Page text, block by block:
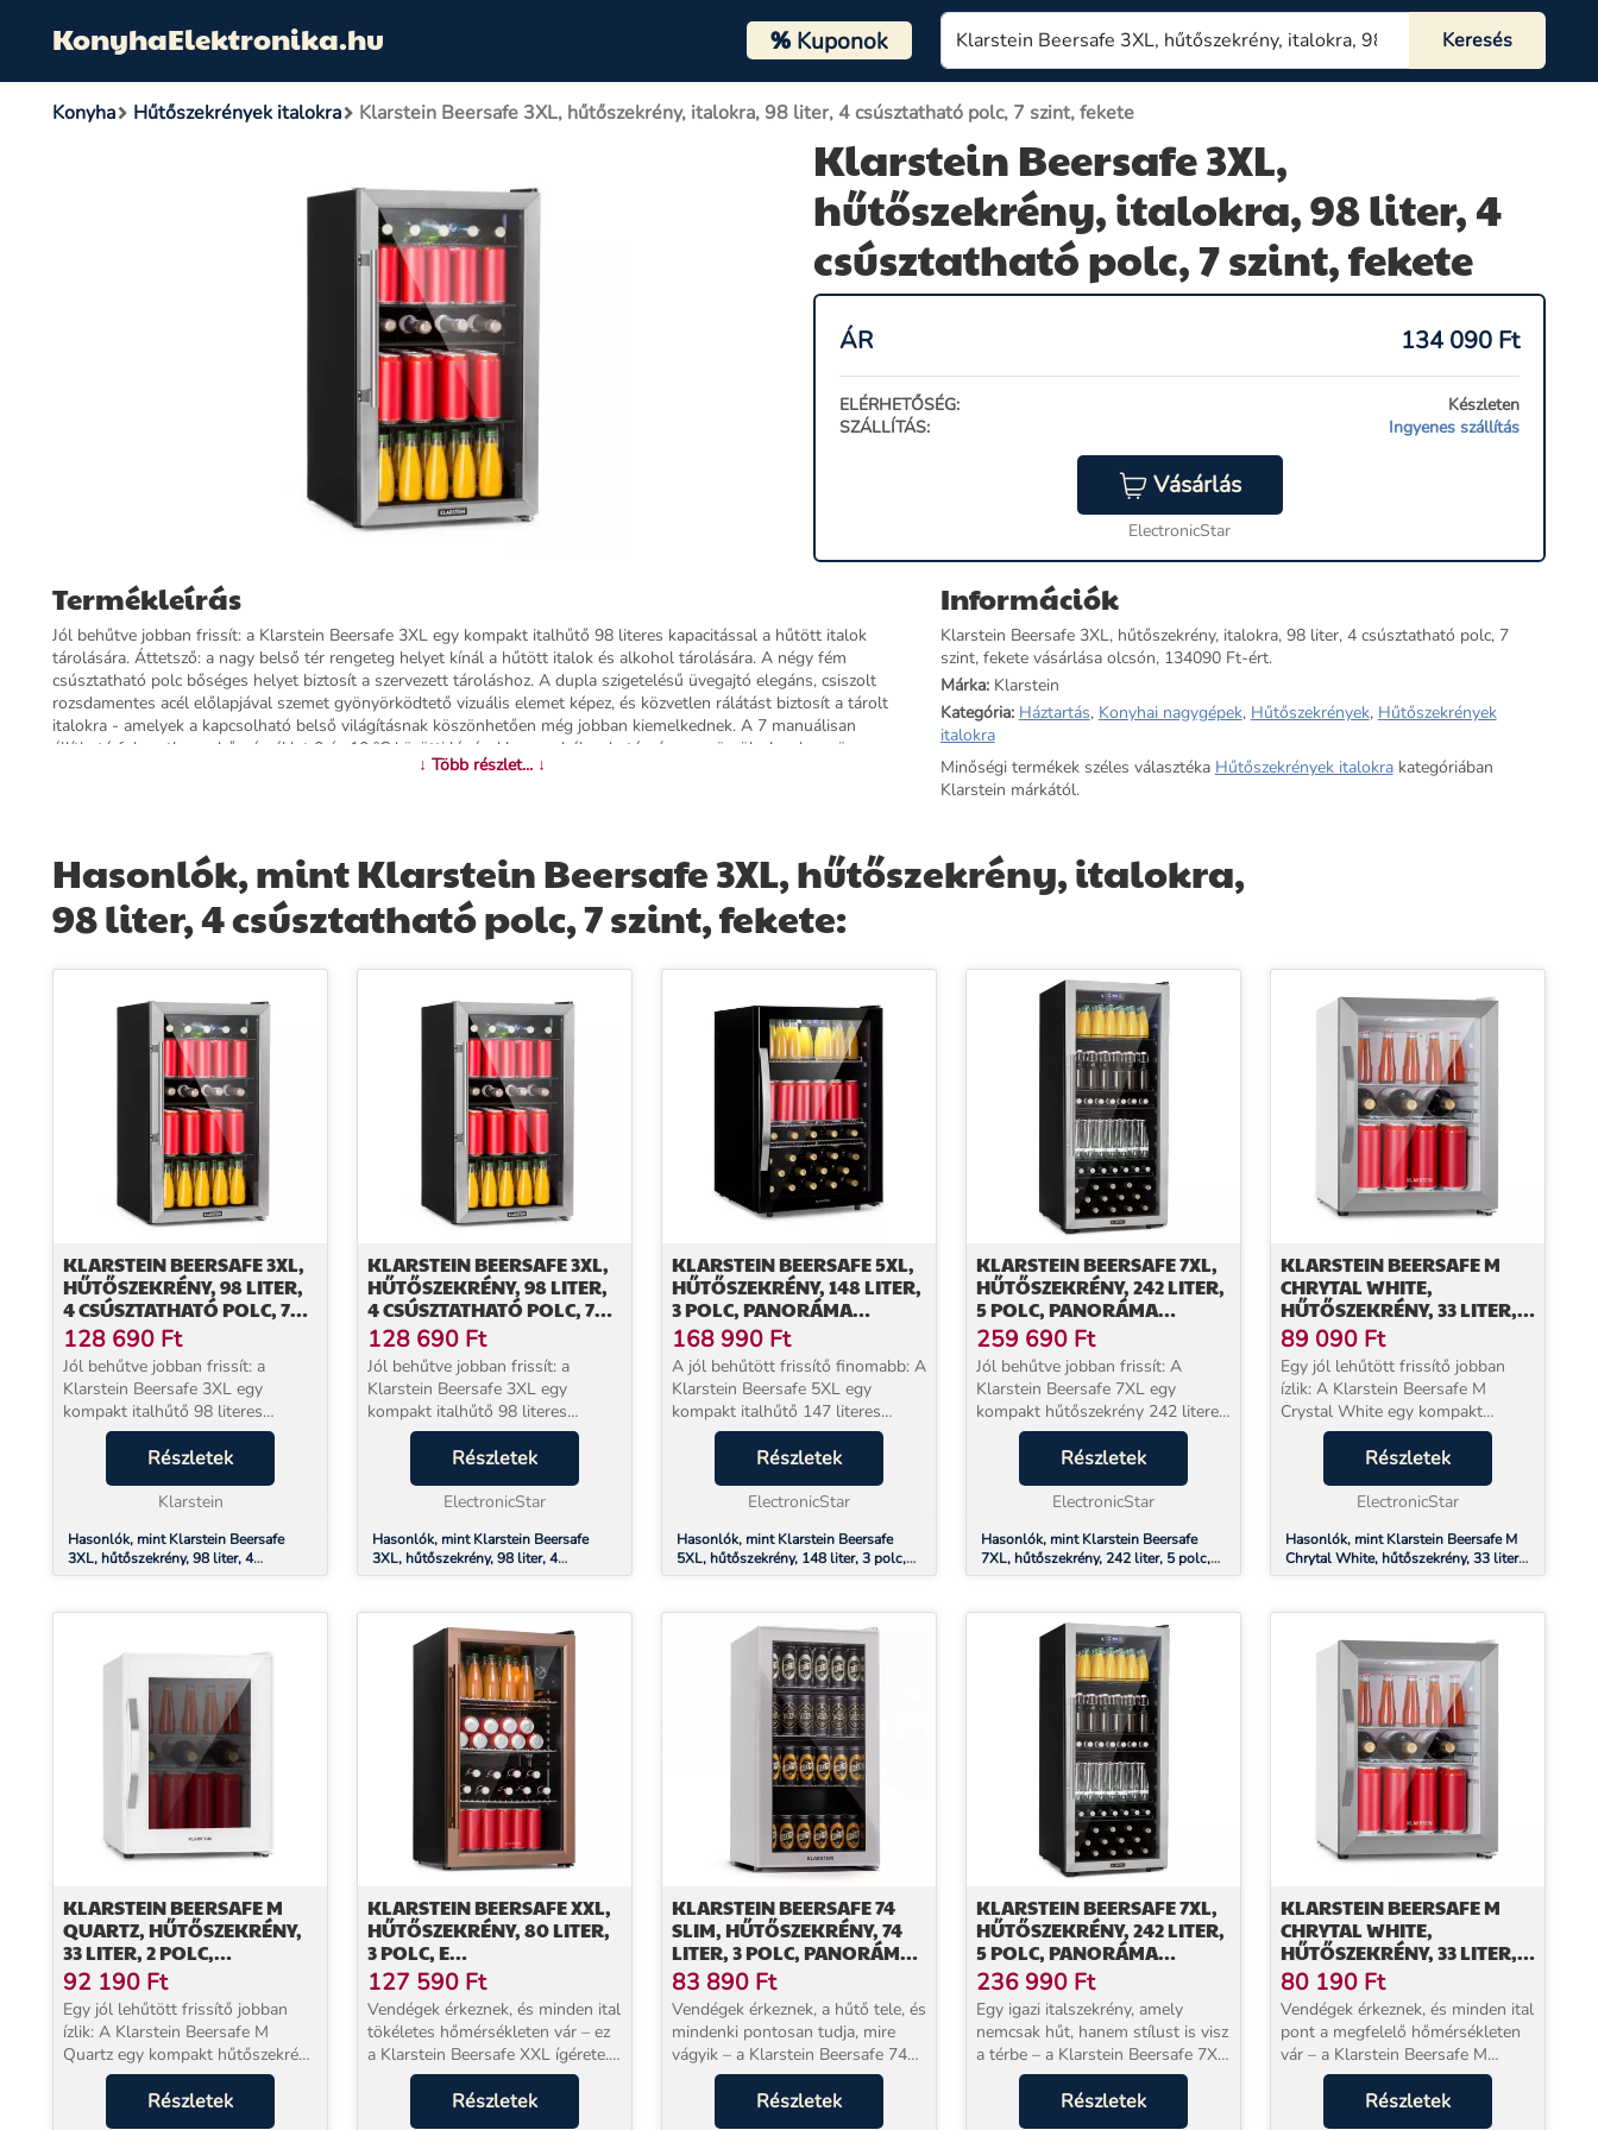
KonyhaElektronika.hu %Kuponok
Konyha Hűtőszekrények italokra Klarstein Beersafe 3XL, hűtőszekrény, italokra, 98 liter, 4 csúsztatható polc, 7 szint, fekete
Klarstein Beersafe 3XL,
hűtőszekrény, italokra, 98 liter, 4
csúsztatható polc, 7 szint, fekete
ÁR 134 090 Ft
ELÉRHETŐSÉG:
Készleten
SZÁLLÍTÁS:
Ingyenes szállítás
Vásárlás
ElectronicStar
Termékleírás
Jól behűtve jobban frissít: a Klarstein Beersafe 3XL egy kompakt italhűtő 98 literes kapacitással a hűtött italok
tárolására. Áttetsző: a nagy belső tér rengeteg helyet kínál a hűtött italok és alkohol tárolására. A négy fém
csúsztatható polc bőséges helyet biztosít a szervezett tároláshoz. A dupla szigetelésű üvegajtó elegáns, csiszolt
rozsdamentes acél előlapjával szemet gyönyörködtető vizuális elemet képez, és közvetlen rálátást biztosít a tárolt
italokra - amelyek a kapcsolható belső világításnak köszönhetően még jobban kiemelkednek. A 7 manuálisan
állítható fokozatban a hőmérséklet 0 és 10 °C közötti lépésekben szabályozható - így a gyümölcslevek, a sör vagy a
kóla és a limonádé mindig a megfelelő frissítő hőmérsékletűek lesznek. Az F energiahatékonysági osztályú
Nagyszerű felfrissülés: A Klarstein Beersafe 3XL italhűtől minden italt a megfelelő hőmérsékletre hűt.
További információk>>
↓ Több részlet... ↓
Információk
Klarstein Beersafe 3XL, hűtőszekrény, italokra, 98 liter, 4 csúsztatható polc, 7
szint, fekete vásárlása olcsón, 134090 Ft-ért.
Márka:Klarstein
Kategória: Háztartás, Konyhai nagygépek, Hűtőszekrények, Hűtőszekrények
italokra
Minőségi termékek széles választéka Hűtőszekrények italokrakategóriában
Klarstein márkától.
Hasonlók, mint Klarstein Beersafe 3XL, hűtőszekrény, italokra,
98 liter, 4 csúsztatható polc, 7 szint, fekete:
KLARSTEIN BEERSAFE 3XL,
HŰTŐSZEKRÉNY, 98 LITER,
4 CSÚSZTATHATÓ POLC, 7
SZINT, FEKETE
128 690 Ft
Jól behűtve jobban frissít: a
Klarstein Beersafe 3XL egy
kompakt italhűtő 98 literes
kapacitással a hűtött italok
tárolására. Áttetsző: a nagy belső
tér rengeteg helyet kínál a hűtött
italok és alkoho...
Részletek
Klarstein
Hasonlók, mint Klarstein Beersafe
3XL, hűtőszekrény, 98 liter, 4
csúsztatható polc, 7 szint, fekete
KLARSTEIN BEERSAFE 3XL,
HŰTŐSZEKRÉNY, 98 LITER,
4 CSÚSZTATHATÓ POLC, 7
SZINT, FEKETE
128 690 Ft
Jól behűtve jobban frissít: a
Klarstein Beersafe 3XL egy
kompakt italhűtő 98 literes
kapacitással a hűtött italok
tárolására. Áttetsző: a nagy belső
tér rengeteg helyet kínál a hűtött
italok és alkoho...
Részletek
ElectronicStar
Hasonlók, mint Klarstein Beersafe
3XL, hűtőszekrény, 98 liter, 4
csúsztatható polc, 7 szint, fekete
KLARSTEIN BEERSAFE 5XL,
HŰTŐSZEKRÉNY, 148 LITER,
3 POLC, PANORÁMA
ÜVEGAJTÓ,
ROZSDAMENTES ACÉL
168 990 Ft
A jól behűtött frissítő finomabb: A
Klarstein Beersafe 5XL egy
kompakt italhűtő 147 literes
kapacitással.A három fémrácsos
polc elegendő helyet kínál az
ételeknek és italoknak. A
panoráma üvegajtó ket...
Részletek
ElectronicStar
Hasonlók, mint Klarstein Beersafe
5XL, hűtőszekrény, 148 liter, 3 polc,
panoráma üvegajtó, rozsdamentes
KLARSTEIN BEERSAFE 7XL,
HŰTŐSZEKRÉNY, 242 LITER,
5 POLC, PANORÁMA
ÜVEGAJTÓ,
ROZSDAMENTES ACÉL
259 690 Ft
Jól behűtve jobban frissít: A
Klarstein Beersafe 7XL egy
kompakt hűtőszekrény 242 literes
kapacitással.Az öt fémrácsos polc
rengeteg helyet kínál az ételeknek
és italoknak. A panoráma üvegajtó
Részletek
ElectronicStar
Hasonlók, mint Klarstein Beersafe
7XL, hűtőszekrény, 242 liter, 5 polc,
panoráma üvegajtó, rozsdamentes
KLARSTEIN BEERSAFE M
CHRYTAL WHITE,
HŰTŐSZEKRÉNY, 33 LITER, 2
POLC, PANORÁMA
ÜVEGAJTÓ,
ROZSDAMENTES ACÉL
89 090 Ft
Egy jól lehűtött frissítő jobban
ízlik: A Klarstein Beersafe M
Crystal White egy kompakt
italhűtő 33 literes kapacitással.A
két fémrácsos polc rengeteg
helyet kínál az ételek és italok
számára. A pan...
Részletek
ElectronicStar
Hasonlók, mint Klarstein Beersafe M
Chrytal White, hűtőszekrény, 33 liter,
2 polc, panoráma üvegajtó,
KLARSTEIN BEERSAFE M
QUARTZ, HŰTŐSZEKRÉNY,
33 LITER, 2 POLC,
PANORÁMA ÜVEGAJTÓ
92 190 Ft
Egy jól lehűtött frissítő jobban
ízlik: A Klarstein Beersafe M
Quartz egy kompakt hűtőszekrény
33 literes kapacitással.A két
fémrácsos polc rengeteg helyet
kínál az ételek és italok számára.
Részletek
KLARSTEIN BEERSAFE XXL,
HŰTŐSZEKRÉNY, 80 LITER,
3 POLC, E
ENERGIAHATÉKONYSÁGI
OSZTÁLY, PANORÁMA
ÜVEGAJTÓ
127 590 Ft
Vendégek érkeznek, és minden ital
tökéletes hőmérsékleten vár – ez
a Klarstein Beersafe XXL ígérete.
A kompresszoros italhűtő 3–10 °C
között tartja a sört, bort, pezsgőt
és üdítőket, 80 literes űrtart...
Részletek
KLARSTEIN BEERSAFE 74
SLIM, HŰTŐSZEKRÉNY, 74
LITER, 3 POLC, PANORÁMÁS
ÜVEGAJTÓ
83 890 Ft
Vendégek érkeznek, a hűtő tele, és
mindenki pontosan tudja, mire
vágyik – a Klarstein Beersafe 74
Slim italos hűtőszekrény
üvegajtóval 74 literes
űrtartalmával garantálja, hogy a
Részletek
KLARSTEIN BEERSAFE 7XL,
HŰTŐSZEKRÉNY, 242 LITER,
5 POLC, PANORÁMA
ÜVEGAJTÓ,
ROZSDAMENTES ACÉL
236 990 Ft
Egy igazi italszekrény, amely
nemcsak hűt, hanem stílust is visz
a térbe – a Klarstein Beersafe 7XL
242 literes kapacitással
gondoskodik arról, hogy sör, bor
vagy üdítő mindig a tökéletes
Részletek
KLARSTEIN BEERSAFE M
CHRYTAL WHITE,
HŰTŐSZEKRÉNY, 33 LITER, 2
POLC, PANORÁMA
ÜVEGAJTÓ,
ROZSDAMENTES ACÉL
80 190 Ft
Vendégek érkeznek, és minden ital
pont a megfelelő hőmérsékleten
vár – a Klarstein Beersafe M
pontosan ezt teszi lehetővé. Ez a
33 literes kompakt italos
hűtőszekrény sör, bor, pezsgő és
Részletek